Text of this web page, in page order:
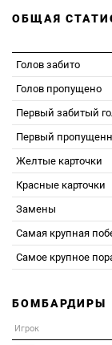
ОБЩАЯ
Голов забито
Голов пропущено
Первый забитый
Первый
Желтые карточки
Красные карточки
Замены
Самая крупная
Самое крупное
БОМБАРДИРЫ
Игрок